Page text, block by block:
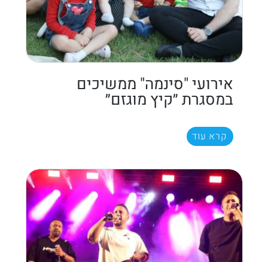
אירועי "סינמה" ממשיכים
במסגרת ״קיץ מוגזם״
קרא עוד